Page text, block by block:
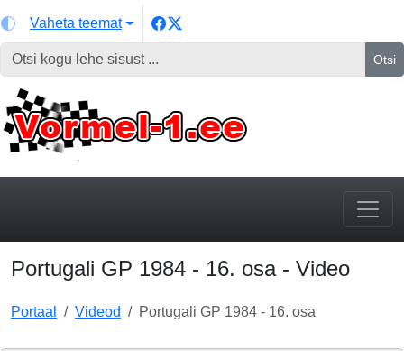
Vaheta teemat
Otsi
Portugali GP 1984 - 16. osa - Video
Portaal Videod Portugali GP 1984 - 16. osa